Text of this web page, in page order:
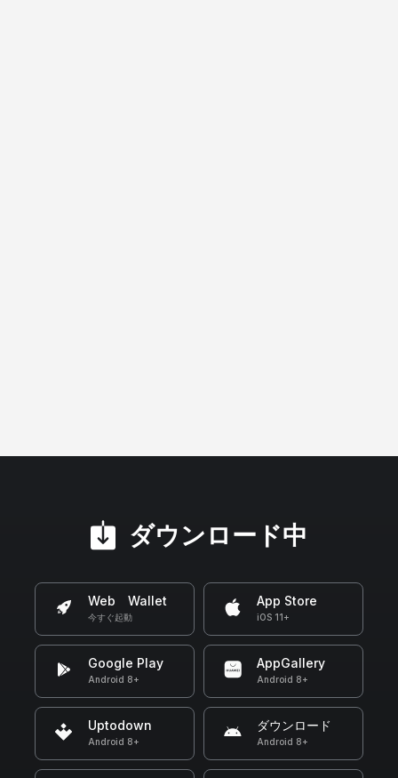
ダウンロード中
Web Wallet
今すぐ起動
App Store
iOS 11+
Google Play
Android 8+
AppGallery
Android 8+
Uptodown
Android 8+
ダウンロード
Android 8+